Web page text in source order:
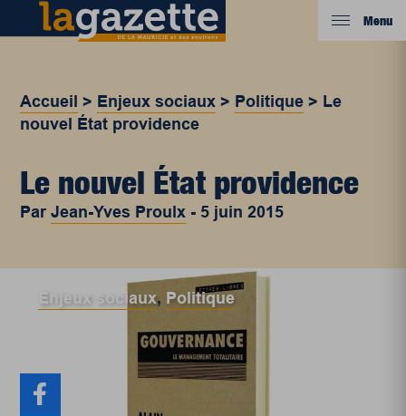
Menu
Accueil > Enjeux sociaux > Politique > Le
nouvel État providence
Le nouvel État providence
ParJean-Yves Proulx - 5 juin 2015
Enjeux sociaux, Politique